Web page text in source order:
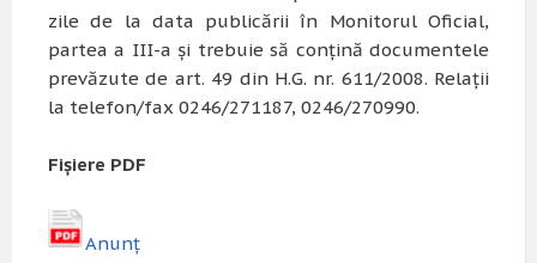
zile de la data publicării în Monitorul Oficial,
partea a III-a şi trebuie să conţină documentele
prevăzute de art. 49 din H.G. nr. 611/2008. Relaţii
la telefon/fax 0246/271187, 0246/270990.
Fișiere PDF
Anunț